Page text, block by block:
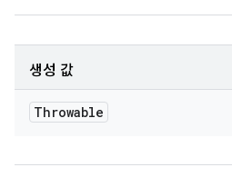
생성 값
Throwable